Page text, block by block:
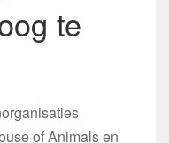
te
of Animals en